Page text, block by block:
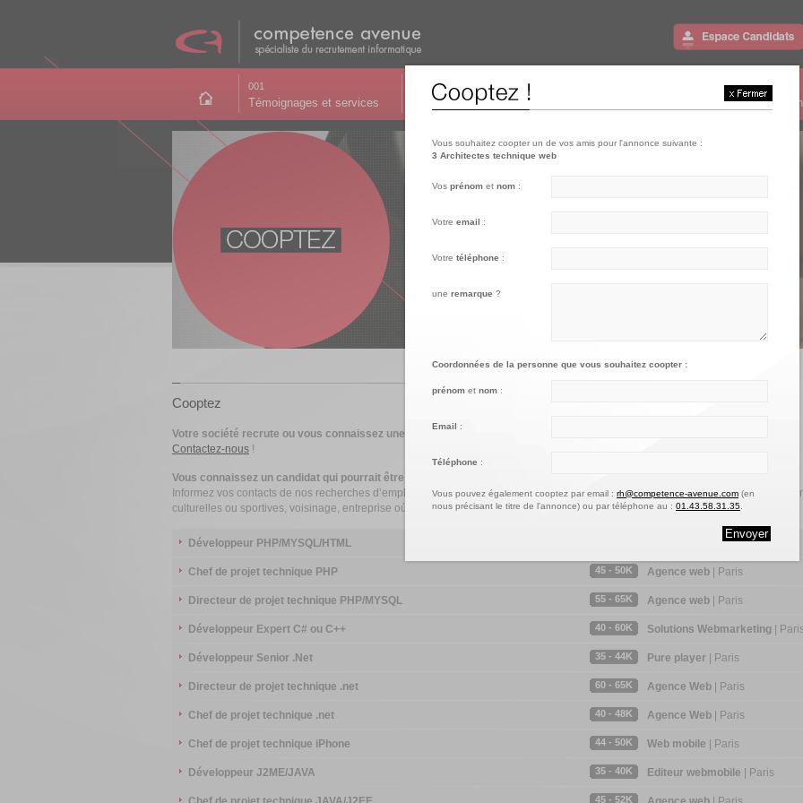
001
Témoignages et services Postulez
003
Charte de qualité Contactez-
Cooptez
Votre société recrute ou vous connaissez une entreprise qui embauche ?
Contactez-nous !
Vous connaissez un candidat qui pourrait être intéressé par une offre ?
Informez vos contacts de nos recherches d’emploi. Repérez les postes vacants ! Utilisez votre réseau (famille, amis, personnes
culturelles ou sportives, voisinage, entreprise où vous avez été en emploi / stage, …) pour devenir coopteur !
Développeur PHP/MYSQL/HTML Presse / Media Internet| Paris
Chef de projet technique PHP 45 - 50K Agence web | Paris
Directeur de projet technique PHP/MYSQL 55 - 65K Agence web | Paris
Développeur Expert C# ou C++ 40 - 60K Solutions Webmarketing |
Développeur Senior .Net 35 - 44K Pure player | Paris
Directeur de projet technique .net 60 - 65K Agence Web | Paris
Chef de projet technique .net 40 - 48K Agence Web | Paris
Chef de projet technique iPhone 44 - 50K Web mobile | Paris
Développeur J2ME/JAVA 35 - 40K Editeur webmobile | Paris
45 - 52K
Vous souhaitez coopter un de vos amis pour l'annonce suivante :
3 Architectes technique web
Vos prénom et nom :
Votre email :
Votre téléphone :
une remarque ?
Coordonnées de la personne que vous souhaitez coopter :
prénom et nom :
Email :
Téléphone :
Vous pouvez également cooptez par email : rh@competence-avenue.com (en
nous précisant le titre de l'annonce) ou par téléphone au : 01.43.58.31.35